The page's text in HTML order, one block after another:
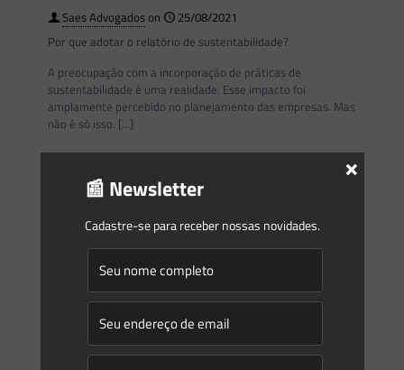
Saes Advogadoson
25/08/2021
Por que adotar o relatório de sustentabilidade?
A preocupação com a incorporação de práticas de
sustentabilidade é uma realidade. Esse impacto foi
amplamente percebido no planejamento das empresas. Mas
não é só isso. […]
Read more
Saes Advogados on
25/08/2021
0 Read more
📰 Newsletter
Cadastre-se para receber nossas novidades.
×